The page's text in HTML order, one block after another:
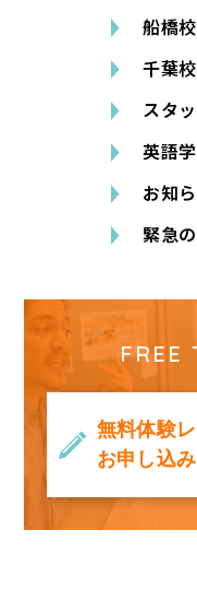
船橋校
千葉校
スタ
英語
お知
緊急
FREE
無料体験
お申し込